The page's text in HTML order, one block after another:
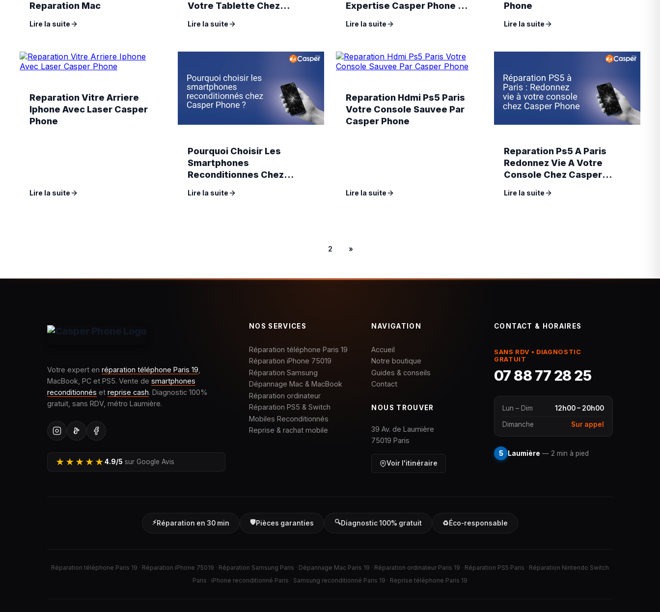
Reparation Mac
Lire la suite
Votre Tablette Chez
Lire la suite
Expertise Casper Phone A
Lire la suite
Phone
Lire la suite
Reparation Vitre Arriere
Iphone Avec Laser Casper
Phone
Lire la suite
Pourquoi Choisir Les
Smartphones
Reconditionnes Chez
Lire la suite
Reparation Hdmi Ps5 Paris
Votre Console Sauvee Par
Casper Phone
Lire la suite
Reparation Ps5 A Paris
Redonnez Vie A Votre
Console Chez Casper
Lire la suite
2 »
Votre expert en réparation téléphone Paris 19
MacBook, PC et PS5. Vente de smartphones
reconditionnés et reprise cash. Diagnostic 100%
gratuit, sans RDV, métro Laumière.
★★★★★4.9/5 sur Google Avis
NOS SERVICES
Réparation téléphone Paris 19
Réparation iPhone 75019
Réparation Samsung
Dépannage Mac & MacBook
Réparation ordinateur
Réparation PS5 & Switch
Mobiles Reconditionnés
Reprise & rachat mobile
NAVIGATION
Accueil
Notre boutique
Guides & conseils
Contact
NOUS TROUVER
39 Av. de Laumière
75019 Paris
Voir l'itinéraire
CONTACT & HORAIRES
SANS RDV • DIAGNOSTIC
GRATUIT
07 88 77 28 25
Lun – Dim 12h00 – 20h00
Dimanche Sur appel
5 Laumière — 2 min à pied
⚡Réparation en 30 min 🛡️Pièces garanties 🔍Diagnostic 100% gratuit ♻️Éco-responsable
Réparation téléphone Paris 19 · Réparation iPhone 75019 · Réparation Samsung Paris · Dépannage Mac Paris 19 · Réparation ordinateur Paris 19 · Réparation PS5 Paris · Réparation Nintendo Switch
Paris · iPhone reconditionné Paris · Samsung reconditionné Paris 19 · Reprise téléphone Paris 19